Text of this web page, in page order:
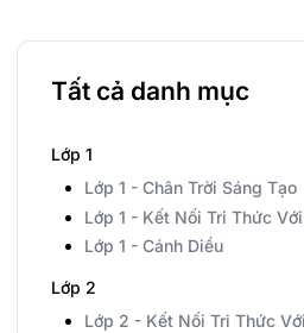
Tất cả danh mục
Lớp 1
Lớp 1 - Chân Trời Sáng Tạo
Lớp 1 - Kết Nối Tri Thức
Lớp 1 - Cánh Diều
Lớp 2
Lớp 2 - Kết Nối Tri Thức